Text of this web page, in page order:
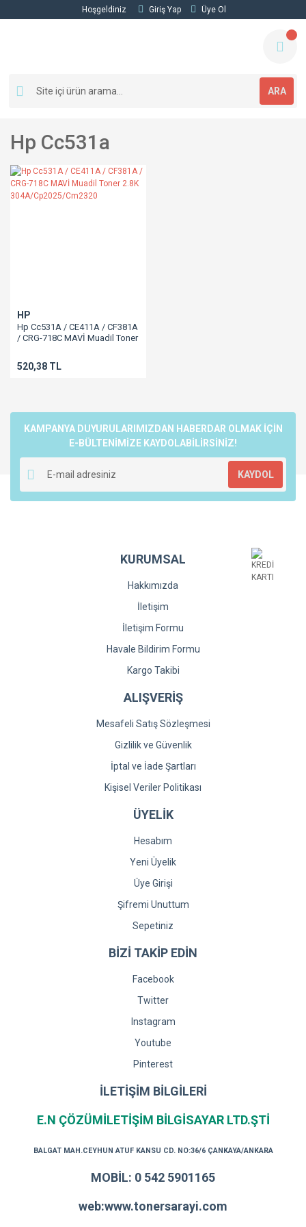
Hoşgeldiniz Giriş Yap Üye Ol
ARA
Hp Cc531a
HP
Hp Cc531A / CE411A / CF381A
/ CRG-718C MAVİ Muadil Toner
520,38 TL
KAMPANYA DUYURULARIMIZDAN HABERDAR OLMAK İÇİN
E-BÜLTENİMİZE KAYDOLABİLİRSİNİZ!
KAYDOL
KURUMSAL
Hakkımızda
İletişim
İletişim Formu
Havale Bildirim Formu
Kargo Takibi
ALIŞVERİŞ
Mesafeli Satış Sözleşmesi
Gizlilik ve Güvenlik
İptal ve İade Şartları
Kişisel Veriler Politikası
ÜYELİK
Hesabım
Yeni Üyelik
Üye Girişi
Şifremi Unuttum
Sepetiniz
BİZİ TAKİP EDİN
Facebook
Twitter
Instagram
Youtube
Pinterest
İLETİŞİM BİLGİLERİ
E.N ÇÖZÜMİLETİŞİM BİLGİSAYAR LTD.ŞTİ
BALGAT MAH.CEYHUN ATUF KANSU CD. NO:36/6 ÇANKAYA/ANKARA
MOBİL: 0 542 5901165
web:www.tonersarayi.com